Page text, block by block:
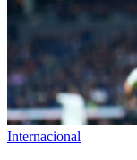
Internacional